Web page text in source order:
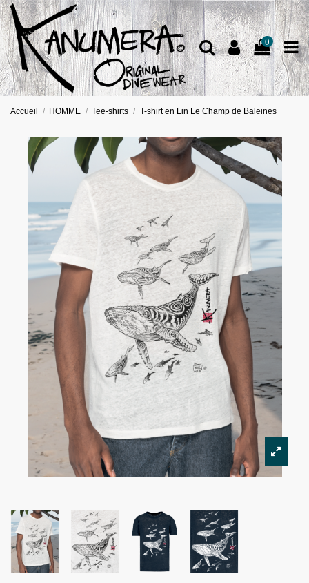
0
Accueil HOMME Tee-shirts T-shirt en Lin Le Champ de Baleines